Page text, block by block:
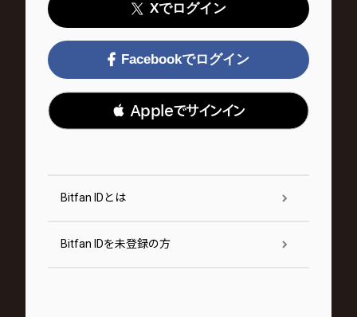
Xでログイン
Facebookでログイン
 Appleでサインイン
Bitfan IDとは
Bitfan IDを未登録の方